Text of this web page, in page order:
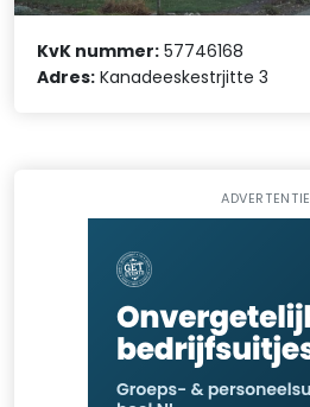
KvK nummer: 57746168
Adres: Kanadeeskestrjitte 3
ADVERTENTIE